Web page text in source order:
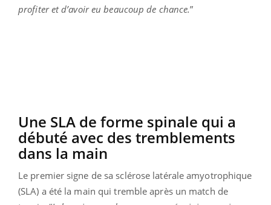
profiter et d’avoir eu beaucoup de chance.”
Une SLA de forme spinale qui a
débuté avec des tremblements
dans la main
Le premier signe de sa sclérose latérale amyotrophique
(SLA) a été la main qui tremble après un match de